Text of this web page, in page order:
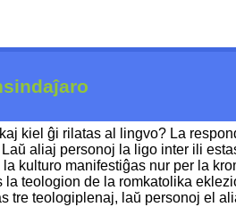
kiel ĝi rilatas al lingvo? La
aliaj personoj la ligo inter ili
kulturo manifestiĝas nur per la
la teologion de la romkatolika
tre teologiplenaj, laŭ personoj el